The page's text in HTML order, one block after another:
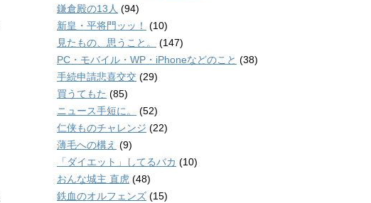
鎌倉殿の13人 (94)
新皇・平将門ッッ！
(10)
見たもの、思うこと。
(147)
PC・モバイル・WP・iPhoneなどのこと (38)
手続申請悲喜交交 (29)
買うてもた (85)
ニュース手短に。
(52)
仁侠ものチャレンジ (22)
薄毛への構え (9)
「ダイエット」してるバカ (10)
おんな城主 直虎 (48)
鉄血のオルフェンズ (15)